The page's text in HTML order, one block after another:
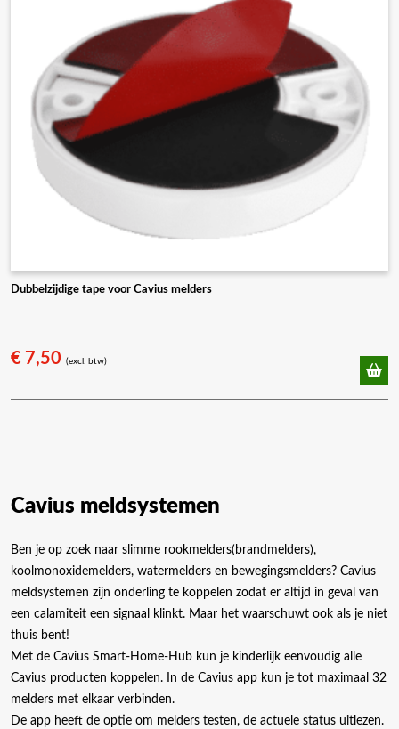
Dubbelzijdige tape voor Cavius melders
€ 7,50 (excl. btw)
Deze
kan
gekozen
worden
op
de
productpagina
Cavius meldsystemen
Ben je op zoek naar slimme rookmelders(brandmelders),
koolmonoxidemelders, watermelders en bewegingsmelders? Cavius
meldsystemen zijn onderling te koppelen zodat er altijd in geval van
een calamiteit een signaal klinkt. Maar het waarschuwt ook als je niet
thuis bent!
Met de Cavius Smart-Home-Hub kun je kinderlijk eenvoudig alle
Cavius producten koppelen. In de Cavius app kun je tot maximaal 32
melders met elkaar verbinden.
De app heeft de optie om melders testen, de actuele status uitlezen.